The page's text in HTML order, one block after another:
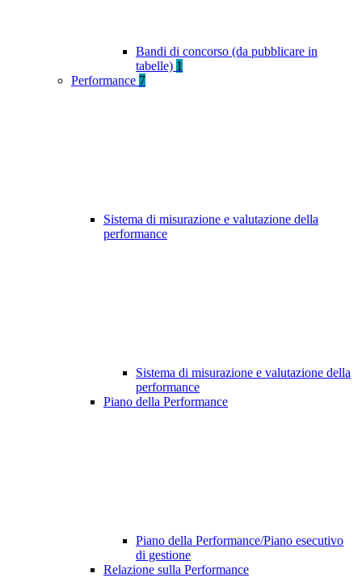
Bandi di concorso (da pubblicare in
tabelle) 1
Performance 7
Sistema di misurazione e valutazione della
performance
Sistema di misurazione e valutazione della
performance
Piano della Performance
Piano della Performance/Piano esecutivo
di gestione
Relazione sulla Performance